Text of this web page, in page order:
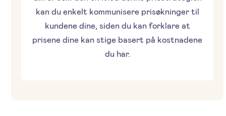
kan du enkelt kommunisere prisøkninger til
kundene dine, siden du kan forklare at
prisene dine kan stige basert på kostnadene
du har.